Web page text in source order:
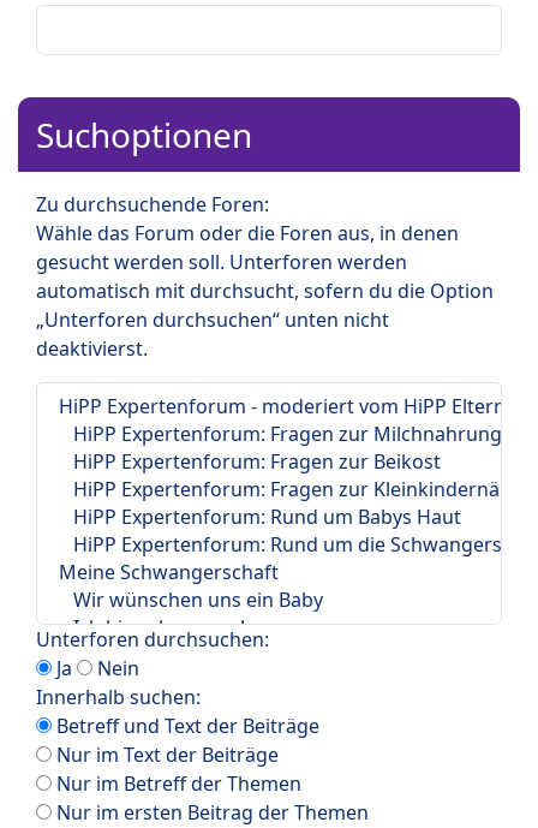
Suchoptionen
Zu durchsuchende Foren:
Wähle das Forum oder die Foren aus, in denen
gesucht werden soll. Unterforen werden
automatisch mit durchsucht, sofern du die Option
„Unterforen durchsuchen“ unten nicht
deaktivierst.
Unterforen durchsuchen:
Ja
Nein
Innerhalb suchen:
Betreff und Text der Beiträge
Nur im Text der Beiträge
Nur im Betreff der Themen
Nur im ersten Beitrag der Themen